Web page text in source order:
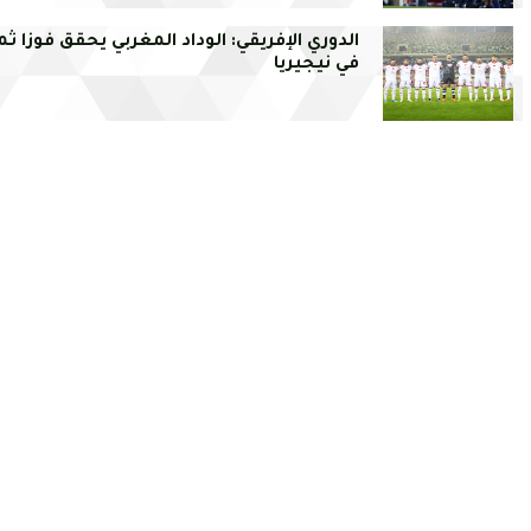
الدوري الإفريقي: الوداد المغربي يحقق فوزا
في نيجيريا